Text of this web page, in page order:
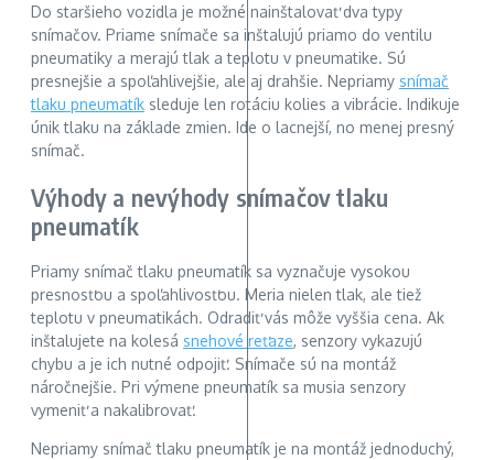
Do staršieho vozidla je možné nainštalovať dva typy
snímačov. Priame snímače sa inštalujú priamo do ventilu
pneumatiky a merajú tlak a teplotu v pneumatike. Sú
presnejšie a spoľahlivejšie, ale aj drahšie. Nepriamy snímač
tlaku pneumatík sleduje len rotáciu kolies a vibrácie. Indikuje
únik tlaku na základe zmien. Ide o lacnejší, no menej presný
snímač.
Výhody a nevýhody snímačov tlaku
pneumatík
Priamy snímač tlaku pneumatík sa vyznačuje vysokou
presnosťou a spoľahlivosťou. Meria nielen tlak, ale tiež
teplotu v pneumatikách. Odradiť vás môže vyššia cena. Ak
inštalujete na kolesá snehové reťaze, senzory vykazujú
chybu a je ich nutné odpojiť. Snímače sú na montáž
náročnejšie. Pri výmene pneumatík sa musia senzory
vymeniť a nakalibrovať.
Nepriamy snímač tlaku pneumatík je na montáž jednoduchý,